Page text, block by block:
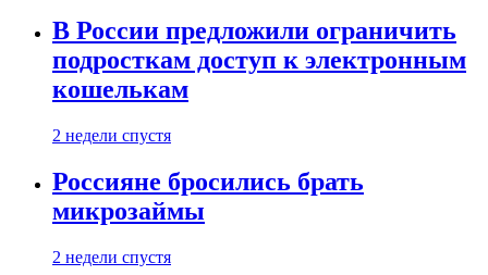
В России предложили ограничить
подросткам доступ к электронным
кошелькам
2 недели спустя
Россияне бросились брать
микрозаймы
2 недели спустя